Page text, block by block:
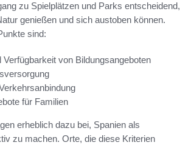
zu Spielplätzen und Parks entscheidend,
genießen und sich austoben können.
sind:
Verfügbarkeit von Bildungsangeboten
für Familien
erheblich dazu bei, Spanien als
zu machen. Orte, die diese Kriterien